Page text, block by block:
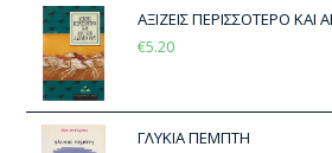
ΑΞΙΖΕΙΣ ΠΕΡΙΣΣΟΤΕΡΟ
€5.20
ΓΛΥΚΙΑ ΠΕΜΠΤΗ